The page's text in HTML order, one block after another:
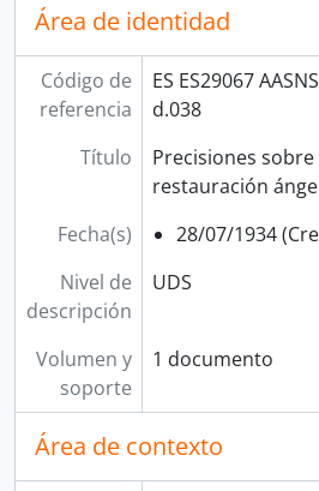
Área de identidad
Código de
referencia
ES ES29067
d.038
Título
Precisiones
restauración
Fecha(s)
28/07/1934
Nivel de
descripción
UDS
Volumen y
soporte
1 documento
Área de contexto